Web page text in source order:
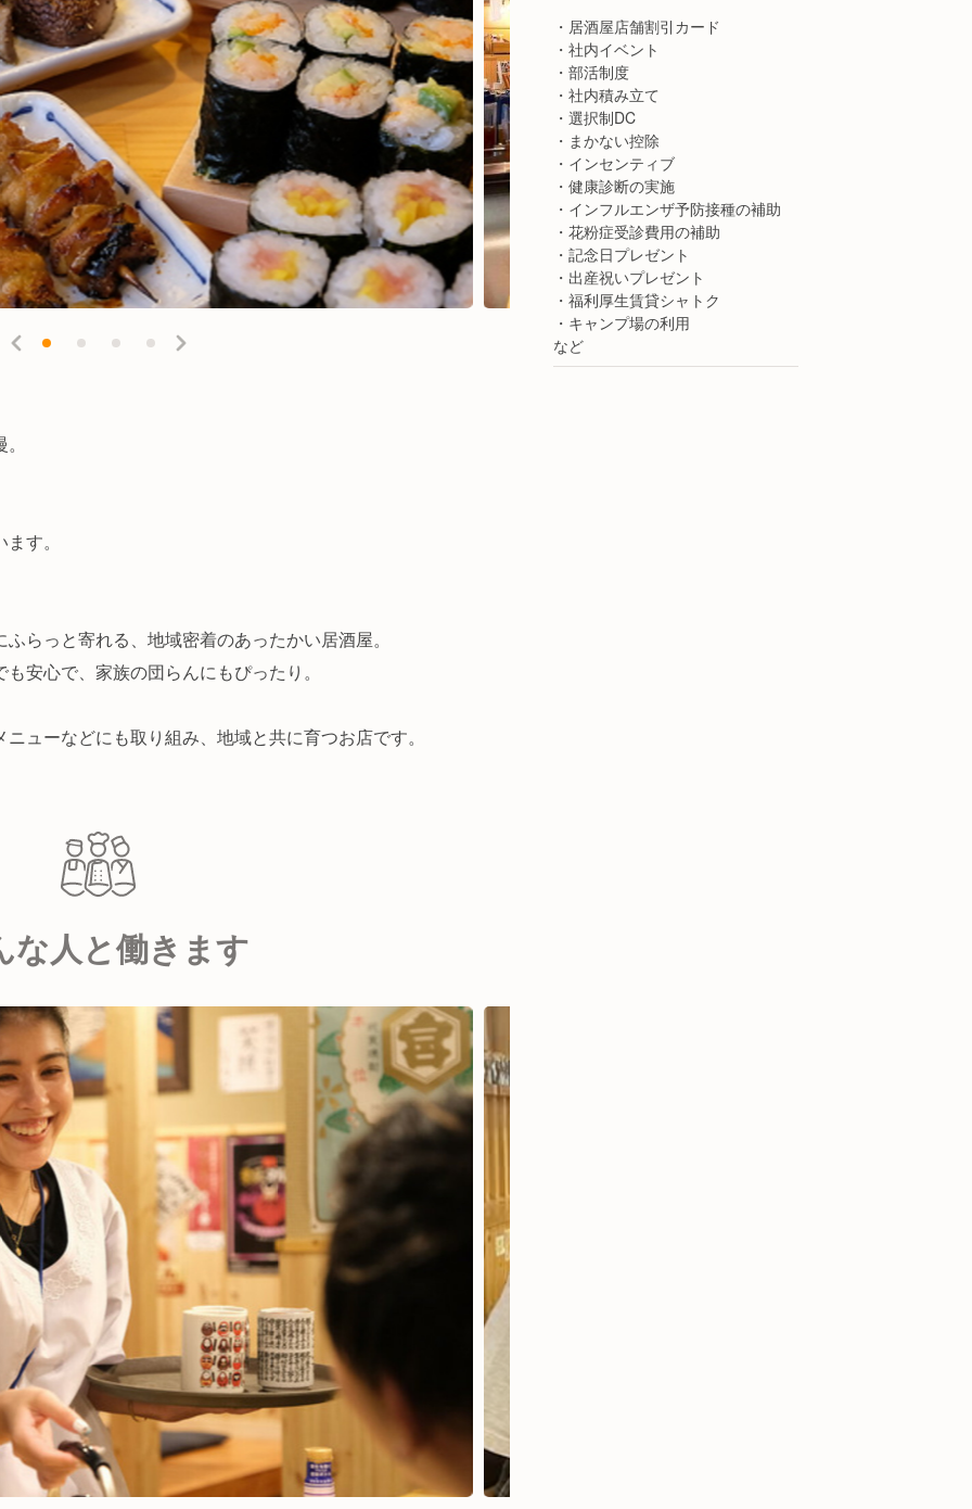
す。
らっと寄れる、地域密着のあったかい居酒屋。
安心で、家族の団らんにもぴったり。
ューなどにも取り組み、地域と共に育つお店です。
な人と働きます
・居酒屋店舗割引カード
・社内イベント
・部活制度
・社内積み立て
・選択制DC
・まかない控除
・インセンティブ
・健康診断の実施
・インフルエンザ予防接種の補助
・花粉症受診費用の補助
・記念日プレゼント
・出産祝いプレゼント
・福利厚生賃貸シャトク
・キャンプ場の利用
など